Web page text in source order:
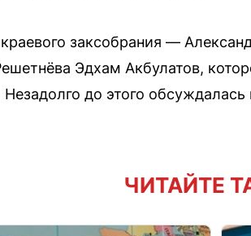
заксобрания —
Эдхам Акбулатов,
Незадолго до этого
ЧИТАЙТЕ